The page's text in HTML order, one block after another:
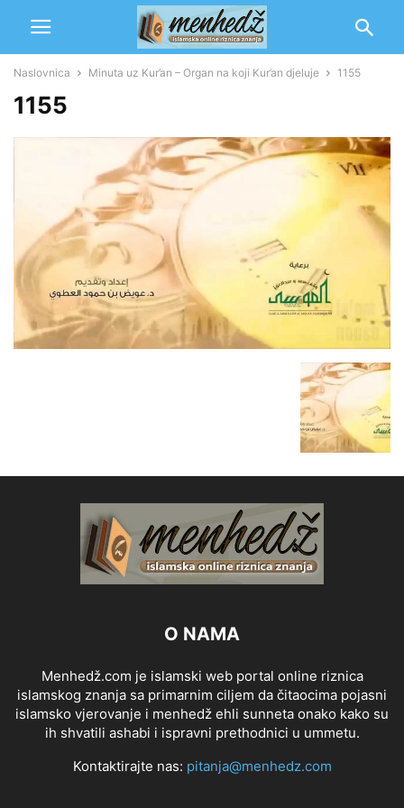
Naslovnica Minuta uz Kur’an – Organ na koji Kur’an djeluje 1155
1155
O NAMA
Menhedž.com je islamski web portal online riznica
islamskog znanja sa primarnim ciljem da čitaocima pojasni
islamsko vjerovanje i menhedž ehli sunneta onako kako su
ih shvatili ashabi i ispravni prethodnici u ummetu.
Kontaktirajte nas: pitanja@menhedz.com